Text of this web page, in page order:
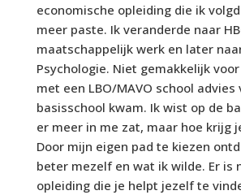
economische opleiding die ik
meer paste. Ik veranderde naar
maatschappelijk werk en later
Psychologie. Niet gemakkelijk
met een LBO/MAVO school advies
basisschool kwam. Ik wist op de
er meer in me zat, maar hoe krijg
Door mijn eigen pad te kiezen
beter mezelf en wat ik wilde. Er is
opleiding die je helpt jezelf te